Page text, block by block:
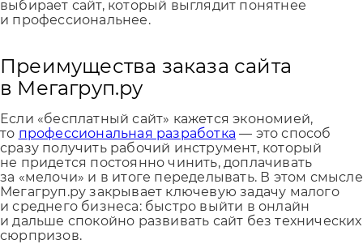
выбирает сайт, который выглядит понятнее
и профессиональнее.
Преимущества заказа сайта
в Мегагруп.ру
Если «бесплатный сайт» кажется экономией,
то профессиональная разработка — это способ
сразу получить рабочий инструмент, который
не придется постоянно чинить, доплачивать
за «мелочи» и в итоге переделывать. В этом смысле
Мегагруп.ру закрывает ключевую задачу малого
и среднего бизнеса: быстро выйти в онлайн
и дальше спокойно развивать сайт без технических
сюрпризов.